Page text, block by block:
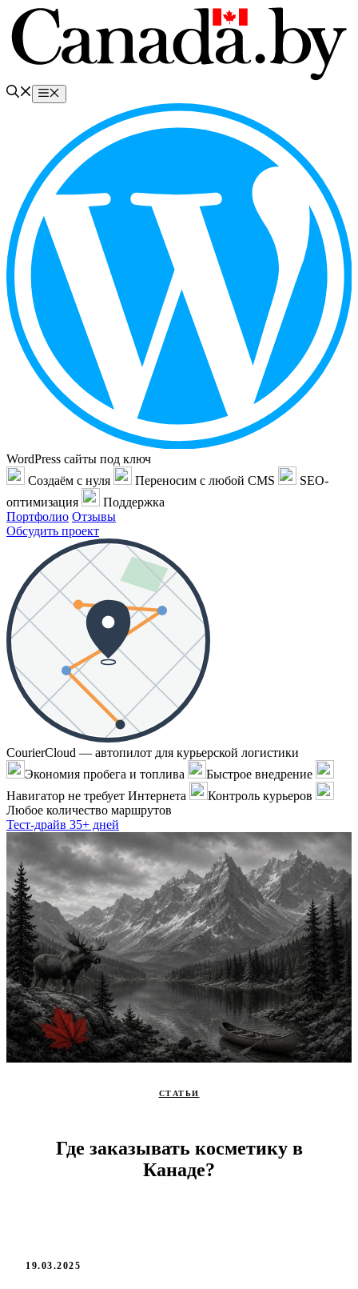
Перейти
содержимому
Меню
WordPress сайты под ключ
Создаём с нуля
Переносим с любой CMS
SEO-
оптимизация
Поддержка
Портфолио Отзывы
Обсудить проект
CourierCloud — автопилот для курьерской логистики
Экономия пробега и топлива
Быстрое внедрение
Навигатор не требует Интернета
Контроль курьеров
Любое количество маршрутов
Тест-драйв 35+ дней
СТАТЬИ
Где заказывать косметику в
Канаде?
19.03.2025